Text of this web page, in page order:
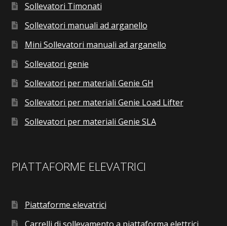
Sollevatori Timonati
Sollevatori manuali ad arganello
Mini Sollevatori manuali ad arganello
Sollevatori genie
Sollevatori per materiali Genie GH
Sollevatori per materiali Genie Load Lifter
Sollevatori per materiali Genie SLA
PIATTAFORME ELEVATRICI
Piattaforme elevatrici